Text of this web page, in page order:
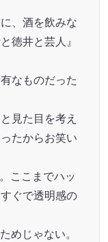
、酒を飲みな
徳井と芸人』
なものだった
見た目を考え
たからお笑い
ここまでハッ
ぐで透明感の
めじゃない。